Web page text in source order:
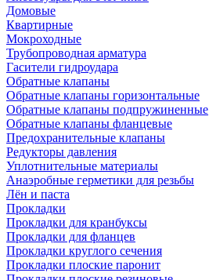
Домовые
Квартирные
Мокроходные
Трубопроводная арматура
Гасители гидроудара
Обратные клапаны
Обратные клапаны горизонтальные
Обратные клапаны подпружиненные
Обратные клапаны фланцевые
Предохранительные клапаны
Редукторы давления
Уплотнительные материалы
Анаэробные герметики для резьбы
Лён и паста
Прокладки
Прокладки для кранбуксы
Прокладки для фланцев
Прокладки круглого сечения
Прокладки плоские паронит